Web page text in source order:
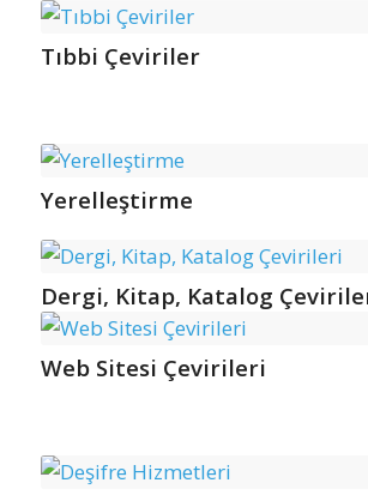
Tıbbi Çeviriler
Yerelleştirme
Dergi, Kitap, Katalog
Web Sitesi Çevirileri